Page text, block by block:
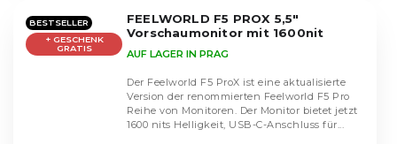
Sternen.
BESTSELLER
+ GESCHENK
GRATIS
FEELWORLD F5 PROX 5,5"
Vorschaumonitor mit 1600nit
AUF LAGER IN PRAG
Der Feelworld F5 ProX ist eine aktualisierte
Version der renommierten Feelworld F5 Pro
Reihe von Monitoren. Der Monitor bietet jetzt
1600 nits Helligkeit, USB-C-Anschluss für...